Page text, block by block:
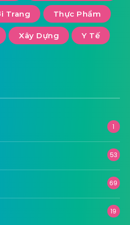
Trang Thực Phẩm
Xây Dựng Y Tế
1
53
69
19